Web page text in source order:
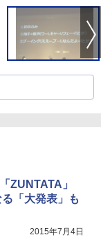
ZUNTATA」
「大発表」も
2015年7月4日